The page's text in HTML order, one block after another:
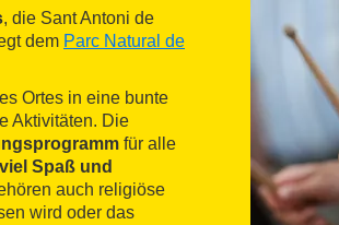
, die Sant Antoni de
dem Parc Natural de
Ortes in eine bunte
Aktivitäten. Die
für alle
viel Spaß und
auch religiöse
wird oder das